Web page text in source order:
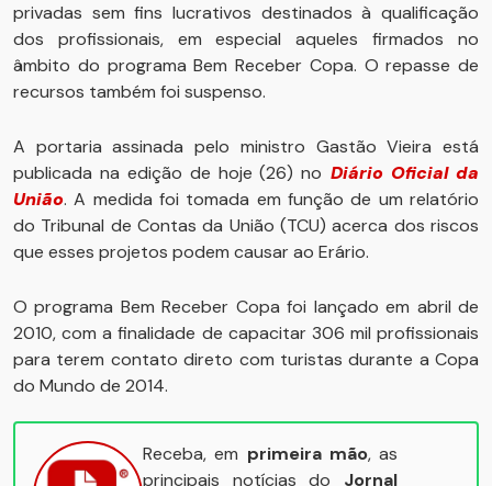
privadas sem fins lucrativos destinados à qualificação
dos profissionais, em especial aqueles firmados no
âmbito do programa Bem Receber Copa. O repasse de
recursos também foi suspenso.
A portaria assinada pelo ministro Gastão Vieira está
publicada na edição de hoje (26) no Diário Oficial da
União. A medida foi tomada em função de um relatório
do Tribunal de Contas da União (TCU) acerca dos riscos
que esses projetos podem causar ao Erário.
O programa Bem Receber Copa foi lançado em abril de
2010, com a finalidade de capacitar 306 mil profissionais
para terem contato direto com turistas durante a Copa
do Mundo de 2014.
Receba, em primeira mão, as
principais notícias do Jornal